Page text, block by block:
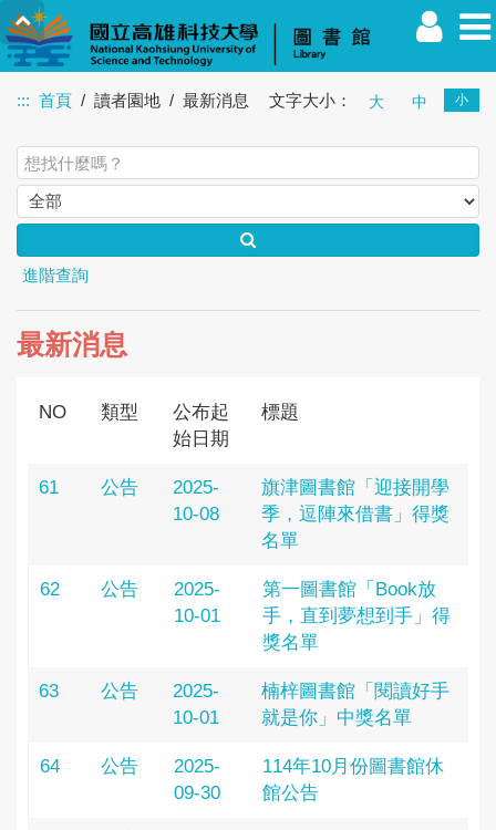
教職員 學生 校友 其他 訪客
::: 首頁 讀者園地 最新消息 文字大小： 大 中 小
進階查詢
最新消息
NO 類型
公布起
始日期
標題
61 公告
2025-
10-08
旗津圖書館「迎接開學
季，逗陣來借書」得獎
名單
62 公告
2025-
10-01
第一圖書館「Book放
手，直到夢想到手」得
獎名單
63 公告
2025-
10-01
楠梓圖書館「閱讀好手
就是你」中獎名單
64 公告
2025-
09-30
114年10月份圖書館休
館公告